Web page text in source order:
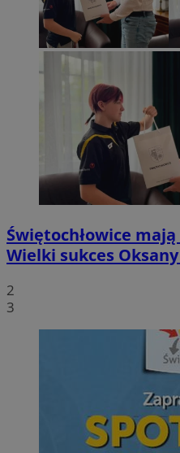
Świętochłowice
Wielki sukces
2
3